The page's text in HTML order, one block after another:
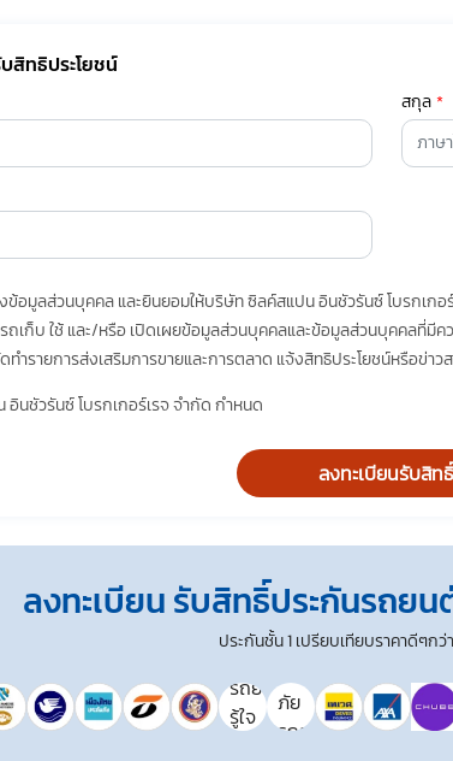
สิทธิประโยชน์
สกุล*
ข้อมูลส่วนบุคคล และยินยอมให้บริษัท ซิลค์สแปน อินชัวรันซ์ โบรกเ
เก็บ ใช้ และ/หรือ เปิดเผยข้อมูลส่วนบุคคลและข้อมูลส่วนบุคคลที่มี
ำรายการส่งเสริมการขายและการตลาด แจ้งสิทธิประโยชน์หรือ
อกิจกรรมอื่นๆ ท่านสามารถอ่านรายละเอียดนโยบายคุ้มครองข้อมู
าได้อ่านรายละเอียดจากเอกสารชี้แจงข้อมูล หรือได้รับคำอธิบายจ
ธไม่ให้ความยินยอมในเอกสารนี้ด้วยความสมัครใจ ปราศจากการบัง
ะทบต่อการประมวลผลข้อมูลส่วนบุคคลที่ได้ดำเนินการเสร็จสิ้นไปแล้
ก “ให้ความยินยอม” ในช่องสนทนา เป็นการแสดงเจตนายินยอมของ
นชัวรันซ์ โบรกเกอร์เรจ จำกัด กำหนด
ลงทะเบียนรับสิท
ลงทะเบียน รับสิทธิ์ประกันรถยน
ประกันชั้น 1 เปรียบเทียบราคาดีๆก